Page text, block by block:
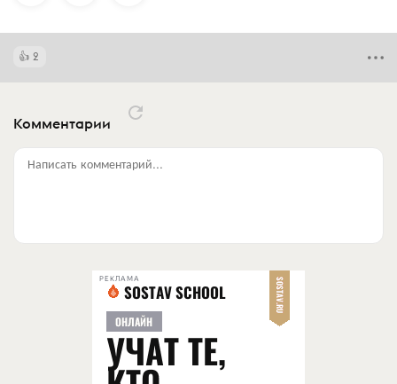
2
Комментарии
Написать комментарий...
РЕКЛАМА